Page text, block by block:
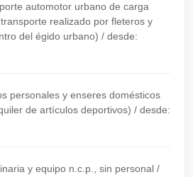
automotor urbano de carga
realizado por fleteros y
del égido urbano) / desde:
personales y enseres domésticos
de artículos deportivos) / desde:
y equipo n.c.p., sin personal /